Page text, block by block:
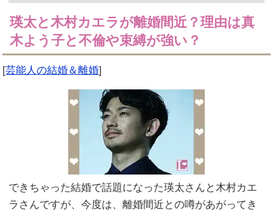
瑛太と木村カエラが離婚間近？理由は真
木よう子と不倫や束縛が強い？
[芸能人の結婚＆離婚]
できちゃった結婚で話題になった瑛太さんと木村カエ
ラさんですが、今度は、離婚間近との噂があがってき